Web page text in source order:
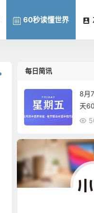
60秒读懂世界
每日简讯
8月
天